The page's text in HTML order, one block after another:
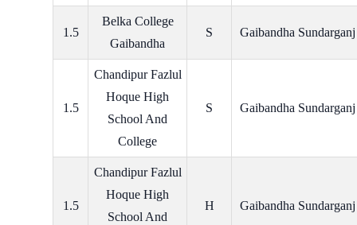
1.5
Belka College
Gaibandha
S Gaibandha Sundarganj
1.5
Chandipur Fazlul
Hoque High
School And
College
S Gaibandha Sundarganj
1.5
Chandipur Fazlul
Hoque High
School And
H Gaibandha Sundarganj